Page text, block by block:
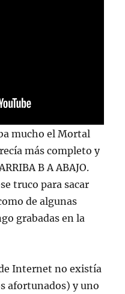
mucho el Mortal
más completo y
B A ABAJO.
truco para sacar
de algunas
grabadas en la
Internet no existía
afortunados) y uno